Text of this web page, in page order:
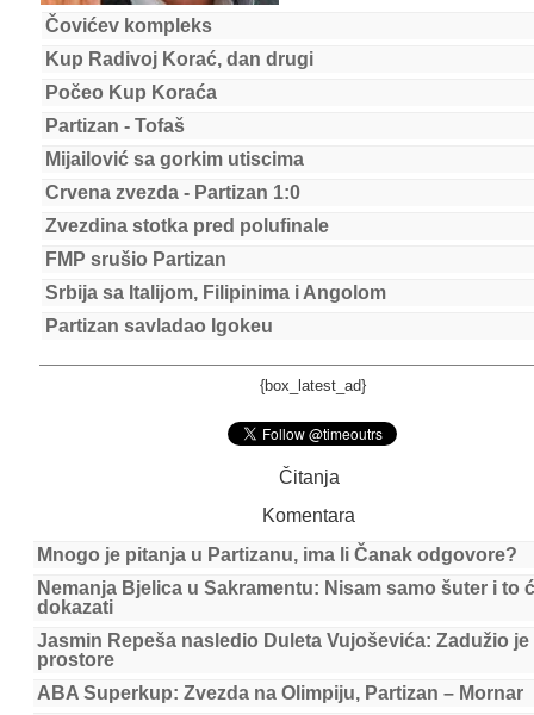
Čovićev kompleks
Kup Radivoj Korać, dan drugi
Počeo Kup Koraća
Partizan - Tofaš
Mijailović sa gorkim utiscima
Crvena zvezda - Partizan 1:0
Zvezdina stotka pred polufinale
FMP srušio Partizan
Srbija sa Italijom, Filipinima i Angolom
Partizan savladao Igokeu
{box_latest_ad}
Čitanja
Komentara
Mnogo je pitanja u Partizanu, ima li Čanak odgovore?
Nemanja Bjelica u Sakramentu: Nisam samo šuter i to
dokazati
Jasmin Repeša nasledio Duleta Vujoševića: Zadužio je
prostore
ABA Superkup: Zvezda na Olimpiju, Partizan – Mornar